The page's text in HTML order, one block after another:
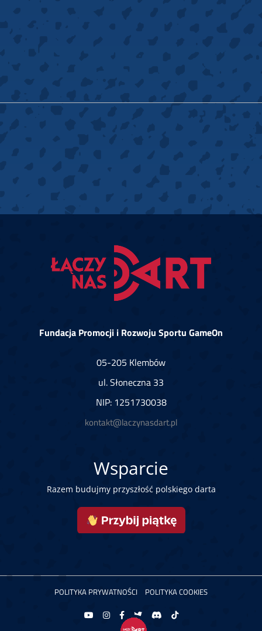
Fundacja Promocji i Rozwoju Sportu GameOn
05-205 Klembów
ul. Słoneczna 33
NIP: 1251730038
kontakt@laczynasdart.pl
Wsparcie
Razem budujmy przyszłość polskiego darta
POLITYKA PRYWATNOŚCI POLITYKA COOKIES